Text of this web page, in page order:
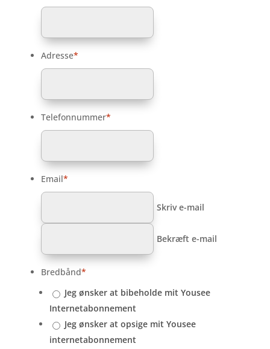
Adresse*
Telefonnummer*
Email*
Skriv e-mail
Bekræft e-mail
Bredbånd*
Jeg ønsker at bibeholde mit Yousee
Internetabonnement
Jeg ønsker at opsige mit Yousee
internetabonnement